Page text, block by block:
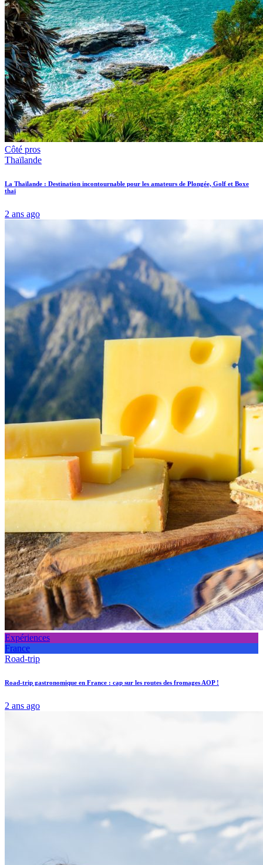
Côté pros
Thaïlande
La Thaïlande : Destination incontournable pour les amateurs de Plongée, Golf et Boxe
thaï
2 ans ago
Expériences
France
Road-trip
Road-trip gastronomique en France : cap sur les routes des fromages AOP !
2 ans ago